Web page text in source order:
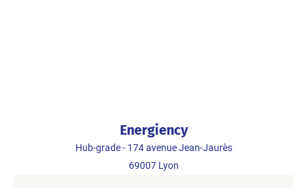
Energiency
Hub-grade - 174 avenue Jean-Jaurès
69007 Lyon